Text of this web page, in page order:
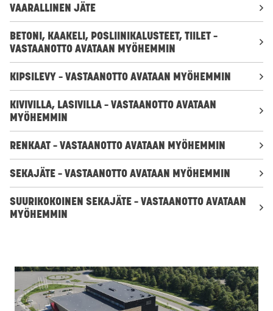
VAARALLINEN JÄTE
BETONI, KAAKELI, POSLIINIKALUSTEET, TIILET –
VASTAANOTTO AVATAAN MYÖHEMMIN
KIPSILEVY – VASTAANOTTO AVATAAN MYÖHEMMIN
KIVIVILLA, LASIVILLA – VASTAANOTTO AVATAAN
MYÖHEMMIN
RENKAAT – VASTAANOTTO AVATAAN MYÖHEMMIN
SEKAJÄTE – VASTAANOTTO AVATAAN MYÖHEMMIN
SUURIKOKOINEN SEKAJÄTE – VASTAANOTTO AVATAAN
MYÖHEMMIN